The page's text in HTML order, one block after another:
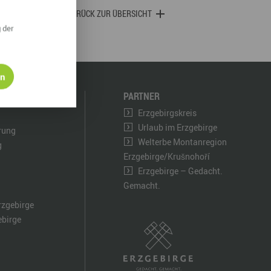
Radrouten
Wegewarte
ZURÜCK ZUR ÜBERSICHT
PARTNER
Erzgebirgskreis
Urlaub im Erzgebirge
Welterbe Montanregion
Erzgebirge/Krušnohoří
Erzgebirge – Gedacht.
Gemacht.
der